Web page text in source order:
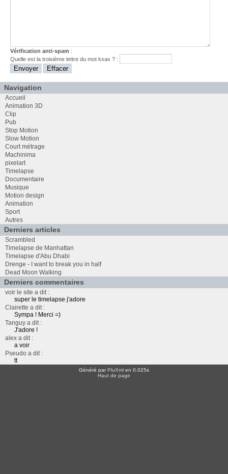
Vérification anti-spam :
Quelle est latroisième lettre du motkxax ? :
Navigation
Accueil
Animation 3D
Clip
Pub
Stop Motion
Slow Motion
Court métrage
Machinima
pixelart
Timelapse
Documentaire
Musique
Motion design
Animation
Sport
Autres
Derniers articles
Scrambled
Timelapse de Manhattan
Timelapse d'Abu Dhabi
Drenge - I want to break you in half
Dead Moon Walking
Derniers commentaires
voir le site a dit :
super le timelapse j'adore
Clairette a dit :
Sympa ! Merci =)
Tanguy a dit :
J'adore !
alex a dit :
a voir
Pseudo a dit :
tt
Généré parPluXml en 0.025s
Haut de page